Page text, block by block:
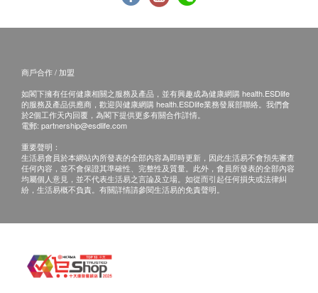
市火炬開發區中山六路88號火炬大數據中心3棟1-3層
後決定權。
當閣下身體健康出現任何疾病徵兆時，應立即諮詢有認
可資格的醫生，作出診斷及治療。
2. 本服務/產品由商戶提供。生活易【健康網購
health.ESDlife】並沒有經營或提供本服務/產品。有關
此服務/產品的錯漏或延誤，或因使用此服務/產品而引
致的損失、損害、受傷或法律訴訟，健康網購
health.ESDlife概不負責。一切有關的索償或查詢，須
商戶合作 / 加盟
如閣下擁有任何健康相關之服務及產品，並有興趣成為健康網購 health.ESDlife
的服務及產品供應商，歡迎與健康網購 health.ESDlife業務發展部聯絡。我們會
於2個工作天內回覆，為閣下提供更多有關合作詳情。
電郵: partnership@esdlife.com
重要聲明：
生活易會員於本網站內所發表的全部內容為即時更新，因此生活易不會預先審查
任何內容，並不會保證其準確性、完整性及質量。此外，會員所發表的全部內容
均屬個人意見，並不代表生活易之言論及立場。如從而引起任何損失或法律糾
紛，生活易概不負責。有關詳情請參閱生活易的免責聲明。